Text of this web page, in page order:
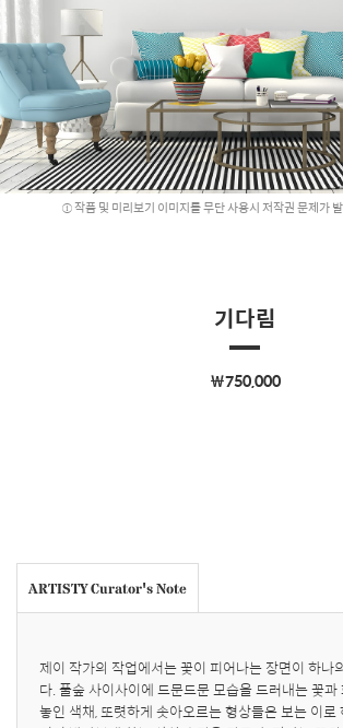
작품 및 미리보기 이미지를 무단 사용시 저작권 문제가
기다림
￦750,000
ARTISTY Curator's Note
제이 작가의 작업에서는 꽃이 피어나는 장면이 하나
다. 풀숲 사이사이에 드문드문 모습을 드러내는 꽃
놓인 색채, 또렷하게 솟아오르는 형상들은 보는 이로